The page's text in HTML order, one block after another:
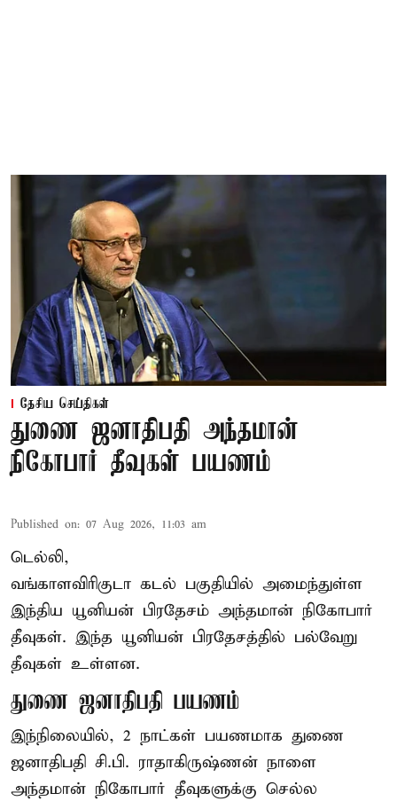
தேசிய செய்திகள்
துணை ஜனாதிபதி அந்தமான்
நிகோபார் தீவுகள் பயணம்
Published on: 07 Aug 2026, 11:03 am
டெல்லி,
வங்காளவிரிகுடா கடல் பகுதியில் அமைந்துள்ள
இந்திய யூனியன் பிரதேசம் அந்தமான் நிகோபார்
தீவுகள். இந்த யூனியன் பிரதேசத்தில் பல்வேறு
தீவுகள் உள்ளன.
துணை ஜனாதிபதி பயணம்
இந்நிலையில், 2 நாட்கள் பயணமாக துணை
ஜனாதிபதி சி.பி. ராதாகிருஷ்ணன் நாளை
அந்தமான் நிகோபார் தீவுகளுக்கு செல்ல